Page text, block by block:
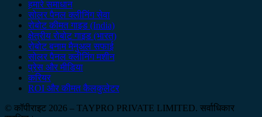
हमारे समाधान
सोलर पैनल क्लीनिंग सेवा
रोबोट कीमत गाइड (India)
क्षेत्रीय रोबोट गाइड (भारत)
रोबोट बनाम मैनुअल सफाई
सोलर पैनल क्लीनिंग मशीन
प्रेस और मीडिया
करियर
ROI और कीमत कैलकुलेटर
© कॉपीराइट 2026 – TAYPRO PRIVATE LIMITED. सर्वाधिकार